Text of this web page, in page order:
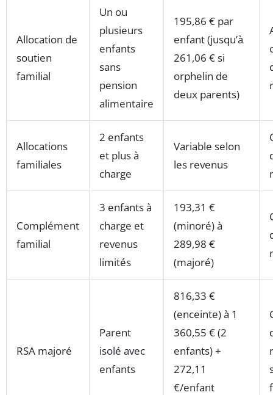
Allocation de
soutien
familial
Un ou
plusieurs
enfants
sans
pension
alimentaire
195,86 € par
enfant (jusqu’à
261,06 € si
orphelin de
deux parents)
Allocations
familiales
2 enfants
et plus à
charge
Variable selon
les revenus
Complément
familial
3 enfants à
charge et
revenus
limités
193,31 €
(minoré) à
289,98 €
(majoré)
RSA majoré
Parent
isolé avec
enfants
816,33 €
(enceinte) à 1
360,55 € (2
enfants) +
272,11
€/enfant